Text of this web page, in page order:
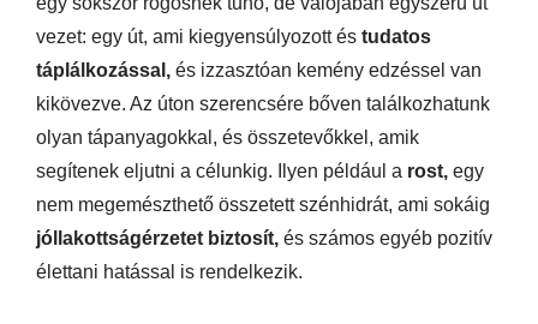
vezet: egy út, ami kiegyensúlyozott és tudatos
táplálkozással, és izzasztóan kemény edzéssel van
kikövezve. Az úton szerencsére bőven találkozhatunk
olyan tápanyagokkal, és összetevőkkel, amik
segítenek eljutni a célunkig. Ilyen például a rost, egy
nem megemészthető összetett szénhidrát, ami sokáig
jóllakottságérzetet biztosít, és számos egyéb pozitív
élettani hatással is rendelkezik.